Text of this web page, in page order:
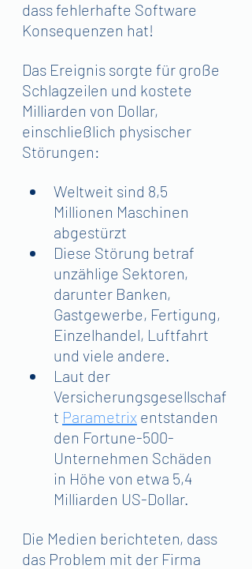
dass fehlerhafte Software
Konsequenzen hat!
Das Ereignis sorgte für große
Schlagzeilen und kostete
Milliarden von Dollar,
einschließlich physischer
Störungen:
Weltweit sind 8,5
Millionen Maschinen
abgestürzt
Diese Störung betraf
unzählige Sektoren,
darunter Banken,
Gastgewerbe, Fertigung,
Einzelhandel, Luftfahrt
und viele andere.
Laut der
Versicherungsgesellschaf
t Parametrix entstanden
den Fortune-500-
Unternehmen Schäden
in Höhe von etwa 5,4
Milliarden US-Dollar.
Die Medien berichteten, dass
das Problem mit der Firma